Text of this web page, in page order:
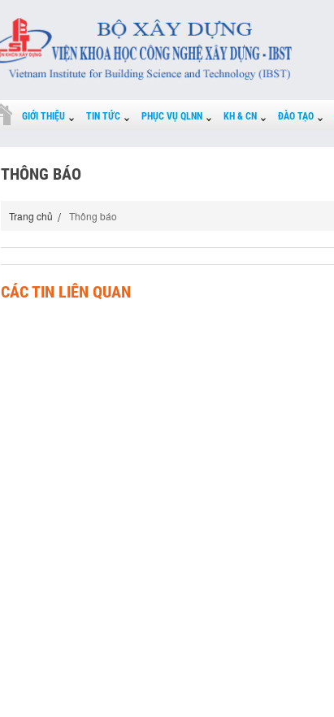
GIỚI THIỆU TIN TỨC PHỤC VỤ QLNN KH & CN ĐÀO TẠO
THÔNG BÁO
Trang chủ Thông báo
CÁC TIN LIÊN QUAN